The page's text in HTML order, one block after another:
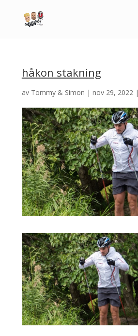
håkon stakning
av Tommy & Simon | nov 29, 2022|